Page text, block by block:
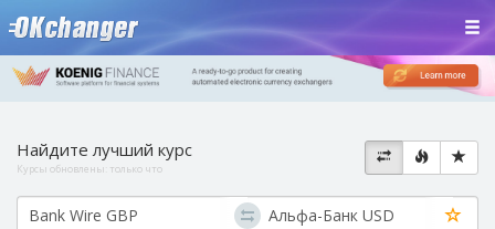
Найдите лучший курс
Курсы обновлены: только что